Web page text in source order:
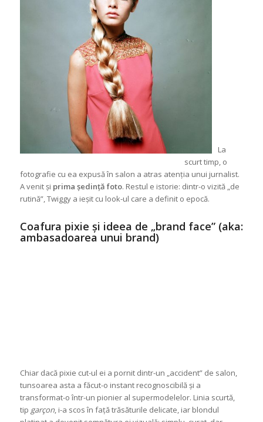
La
scurt timp, o
fotografie cu ea expusă în salon a atras atenția unui jurnalist.
A venit și prima ședință foto. Restul e istorie: dintr-o vizită „de
rutină”, Twiggy a ieșit cu look-ul care a definit o epocă.
Coafura pixie și ideea de „brand face” (aka:
ambasadoarea unui brand)
Chiar dacă pixie cut-ul ei a pornit dintr-un „accident” de salon,
tunsoarea asta a făcut-o instant recognoscibilă și a
transformat-o într-un pionier al supermodelelor. Linia scurtă,
tip garçon, i-a scos în față trăsăturile delicate, iar blondul